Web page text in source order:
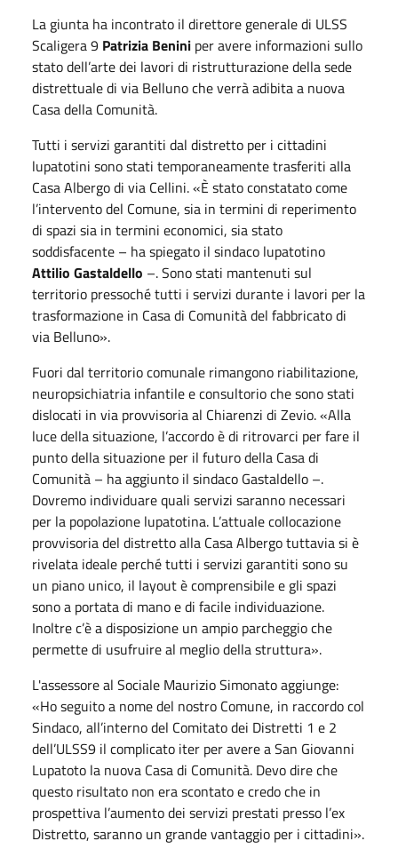
La giunta ha incontrato il direttore generale di ULSS
Scaligera 9 Patrizia Benini per avere informazioni sullo
stato dell’arte dei lavori di ristrutturazione della sede
distrettuale di via Belluno che verrà adibita a nuova
Casa della Comunità.
Tutti i servizi garantiti dal distretto per i cittadini
lupatotini sono stati temporaneamente trasferiti alla
Casa Albergo di via Cellini. «È stato constatato come
l’intervento del Comune, sia in termini di reperimento
di spazi sia in termini economici, sia stato
soddisfacente – ha spiegato il sindaco lupatotino
Attilio Gastaldello –. Sono stati mantenuti sul
territorio pressoché tutti i servizi durante i lavori per la
trasformazione in Casa di Comunità del fabbricato di
via Belluno».
Fuori dal territorio comunale rimangono riabilitazione,
neuropsichiatria infantile e consultorio che sono stati
dislocati in via provvisoria al Chiarenzi di Zevio. «Alla
luce della situazione, l’accordo è di ritrovarci per fare il
punto della situazione per il futuro della Casa di
Comunità – ha aggiunto il sindaco Gastaldello –.
Dovremo individuare quali servizi saranno necessari
per la popolazione lupatotina. L’attuale collocazione
provvisoria del distretto alla Casa Albergo tuttavia si è
rivelata ideale perché tutti i servizi garantiti sono su
un piano unico, il layout è comprensibile e gli spazi
sono a portata di mano e di facile individuazione.
Inoltre c’è a disposizione un ampio parcheggio che
permette di usufruire al meglio della struttura».
L'assessore al Sociale Maurizio Simonato aggiunge:
«Ho seguito a nome del nostro Comune, in raccordo col
Sindaco, all’interno del Comitato dei Distretti 1 e 2
dell’ULSS9 il complicato iter per avere a San Giovanni
Lupatoto la nuova Casa di Comunità. Devo dire che
questo risultato non era scontato e credo che in
prospettiva l’aumento dei servizi prestati presso l’ex
Distretto, saranno un grande vantaggio per i cittadini».